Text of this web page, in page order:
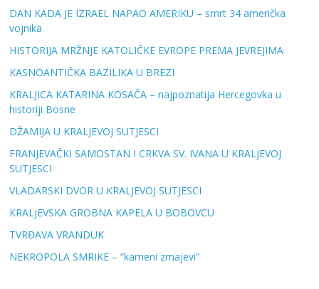
DAN KADA JE IZRAEL NAPAO AMERIKU – smrt 34 američka
vojnika
HISTORIJA MRŽNJE KATOLIČKE EVROPE PREMA JEVREJIMA
KASNOANTIČKA BAZILIKA U BREZI
KRALJICA KATARINA KOSAČA – najpoznatija Hercegovka u
historiji Bosne
DŽAMIJA U KRALJEVOJ SUTJESCI
FRANJEVAČKI SAMOSTAN I CRKVA SV. IVANA U KRALJEVOJ
SUTJESCI
VLADARSKI DVOR U KRALJEVOJ SUTJESCI
KRALJEVSKA GROBNA KAPELA U BOBOVCU
TVRĐAVA VRANDUK
NEKROPOLA SMRIKE – “kameni zmajevi”